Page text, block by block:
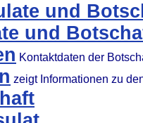
und
und
Kontaktdaten der
zeigt Informationen zu